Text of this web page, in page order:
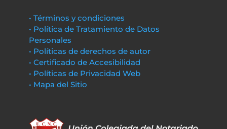
• Términos y condiciones
• Política de Tratamiento de Datos
Personales
• Políticas de derechos de autor
• Certificado de Accesibilidad
• Políticas de Privacidad Web
• Mapa del Sitio